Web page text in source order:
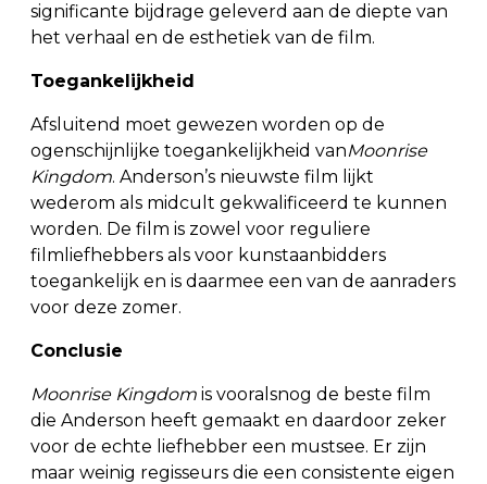
significante bijdrage geleverd aan de diepte van
het verhaal en de esthetiek van de film.
Toegankelijkheid
Afsluitend moet gewezen worden op de
ogenschijnlijke toegankelijkheid vanMoonrise
Kingdom. Anderson’s nieuwste film lijkt
wederom als midcult gekwalificeerd te kunnen
worden. De film is zowel voor reguliere
filmliefhebbers als voor kunstaanbidders
toegankelijk en is daarmee een van de aanraders
voor deze zomer.
Conclusie
Moonrise Kingdom is vooralsnog de beste film
die Anderson heeft gemaakt en daardoor zeker
voor de echte liefhebber een mustsee. Er zijn
maar weinig regisseurs die een consistente eigen